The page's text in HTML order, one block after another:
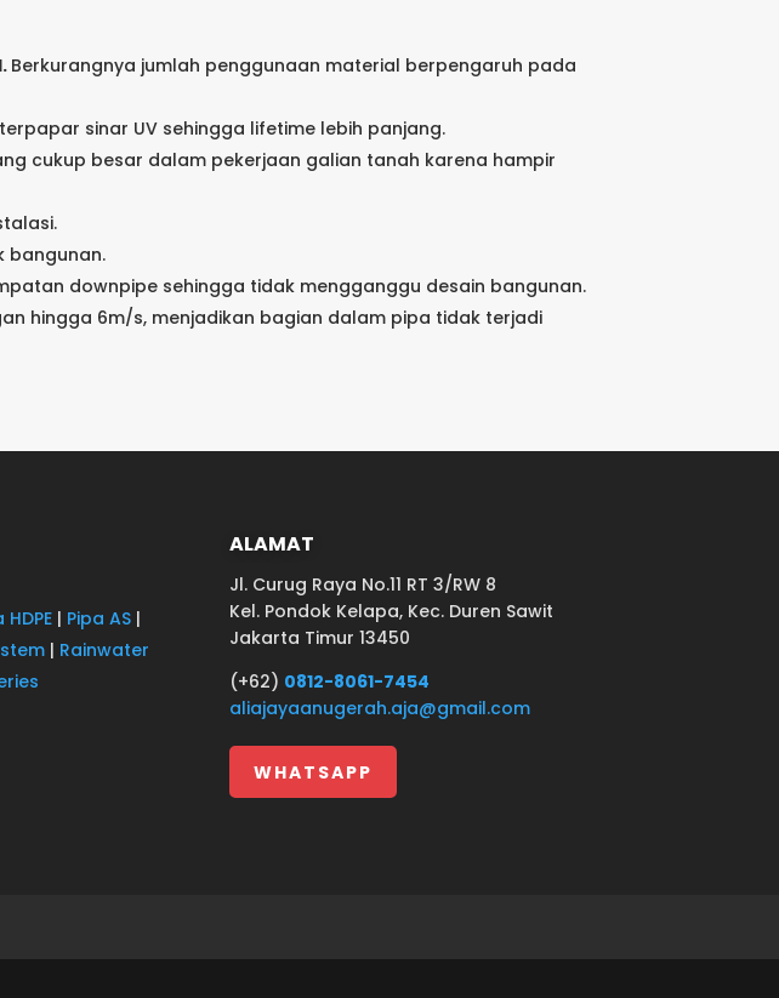
Berkurangnya jumlah penggunaan material berpengaruh pada
sinar UV sehingga lifetime lebih panjang.
cukup besar dalam pekerjaan galian tanah karena hampir
bangunan.
downpipe sehingga tidak mengganggu desain bangunan.
hingga 6m/s, menjadikan bagian dalam pipa tidak terjadi
HDPE| Pipa AS|
| Rainwater
ALAMAT
Jl. Curug Raya No.11 RT 3/RW 8
Kel. Pondok Kelapa, Kec. Duren Sawit
Jakarta Timur 13450
(+62) 0812-8061-7454
aliajayaanugerah.aja@gmail.com
WHATSAPP